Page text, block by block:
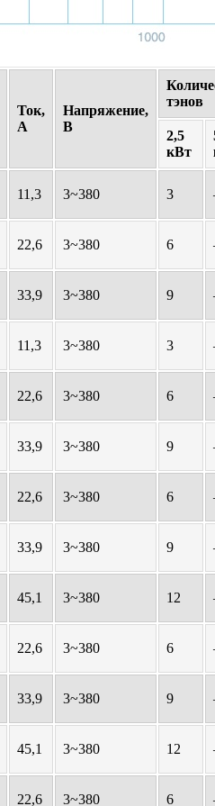
Ток,
А
Напряжение,
В
тэнов
2,5
кВт
11,3 3~380 3
22,6 3~380 6
33,9 3~380 9
11,3 3~380 3
22,6 3~380 6
33,9 3~380 9
22,6 3~380 6
33,9 3~380 9
45,1 3~380 12
22,6 3~380 6
33,9 3~380 9
45,1 3~380 12
22,6 3~380 6